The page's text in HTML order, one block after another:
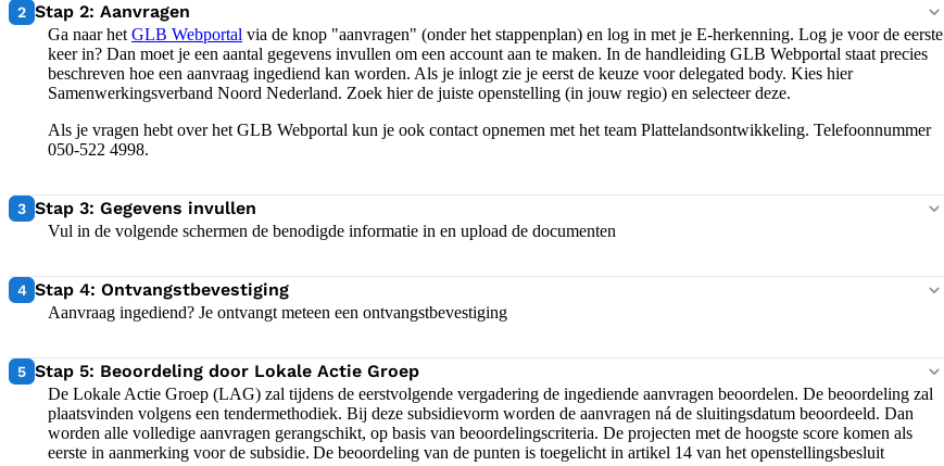
2
2: Stap 2: Aanvragen
Ga naar hetGLB Webportal via de knop "aanvragen" (onder het stappenplan) en log in met je E-herkenning. Log je voor de eerste
keer in? Dan moet je een aantal gegevens invullen om een account aan te maken. In de handleiding GLB Webportal staat precies
beschreven hoe een aanvraag ingediend kan worden. Als je inlogt zie je eerst de keuze voor delegated body. Kies hier
Samenwerkingsverband Noord Nederland. Zoek hier de juiste openstelling (in jouw regio) en selecteer deze.
Als je vragen hebt over het GLB Webportal kun je ook contact opnemen met het team Plattelandsontwikkeling. Telefoonnummer
050-522 4998.
3
3: Stap 3: Gegevens invullen
Vul in de volgende schermen de benodigde informatie in en upload de documenten
4
4: Stap 4: Ontvangstbevestiging
Aanvraag ingediend? Je ontvangt meteen een ontvangstbevestiging
5
5: Stap 5: Beoordeling door Lokale Actie Groep
De Lokale Actie Groep (LAG) zal tijdens de eerstvolgende vergadering de ingediende aanvragen beoordelen. De beoordeling zal
plaatsvinden volgens een tendermethodiek. Bij deze subsidievorm worden de aanvragen ná de sluitingsdatum beoordeeld. Dan
worden alle volledige aanvragen gerangschikt, op basis van beoordelingscriteria. De projecten met de hoogste score komen als
eerste in aanmerking voor de subsidie. De beoordeling van de punten is toegelicht in artikel 14 van het openstellingsbesluit